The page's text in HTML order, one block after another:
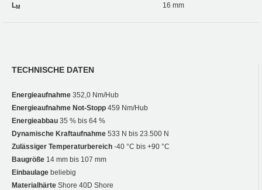
LM 16 mm
TECHNISCHE DATEN
Energieaufnahme 352,0 Nm/Hub
Energieaufnahme Not-Stopp 459 Nm/Hub
Energieabbau 35 % bis 64 %
Dynamische Kraftaufnahme 533 N bis 23.500 N
Zulässiger Temperaturbereich -40 °C bis +90 °C
Baugröße 14 mm bis 107 mm
Einbaulage beliebig
Materialhärte Shore 40D Shore